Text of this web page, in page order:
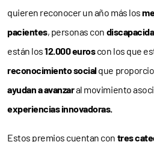
quieren reconocer un año más los
pacientes, personas con
están los12.000 euroscon los que
reconocimiento socialque
ayudan a avanzaral movimiento
experiencias innovadoras.
Estos premios cuentan con tres